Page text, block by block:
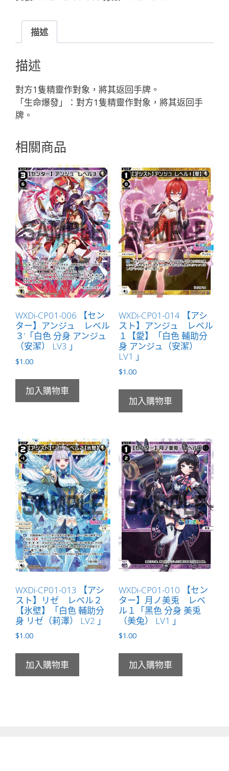
ン・
ラ
ッ
シ
ュ
「白
色
魔
有
數
量
描述
描述
對方1隻精靈作對象，將其返回手牌。
「生命爆發」：對方1隻精靈作對象，將其返回手
牌。
相關商品
WXDi-CP01-006 【セン
ター】アンジュ レベル
３’「白色 分身 アンジュ
（安潔） LV3 」
$1.00
加入購物車
WXDi-CP01-014 【アシ
スト】アンジュ レベル
１【愛】「白色 輔助分
身 アンジュ（安潔）
LV1 」
$1.00
加入購物車
WXDi-CP01-013 【アシ
スト】リゼ レベル２
【氷壁】「白色 輔助分
身 リゼ（莉澤） LV2 」
$1.00
加入購物車
WXDi-CP01-010 【セン
ター】月ノ美兎 レベ
ル１「黑色 分身 美兎
（美兔） LV1 」
$1.00
加入購物車